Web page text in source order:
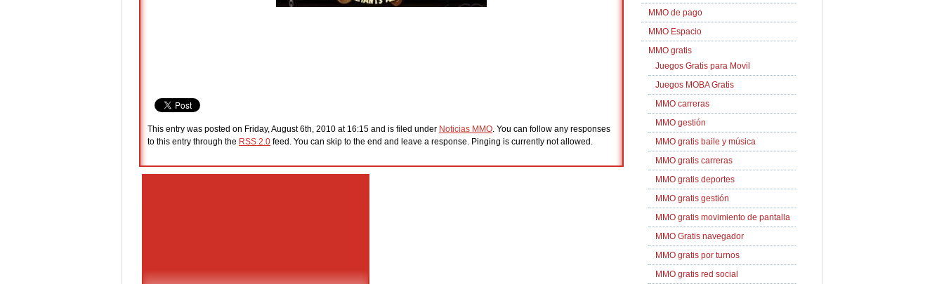
This entry was posted on Friday, August 6th, 2010 at 16:15 and is filed under Noticias MMO. You can follow any responses
to this entry through the RSS 2.0 feed. You can skip to the end and leave a response. Pinging is currently not allowed.
MMO de pago
MMO Espacio
MMO gratis
Juegos Gratis para Movil
Juegos MOBA Gratis
MMO carreras
MMO gestión
MMO gratis baile y música
MMO gratis carreras
MMO gratis deportes
MMO gratis gestión
MMO gratis movimiento de pantalla
MMO Gratis navegador
MMO gratis por turnos
MMO gratis red social